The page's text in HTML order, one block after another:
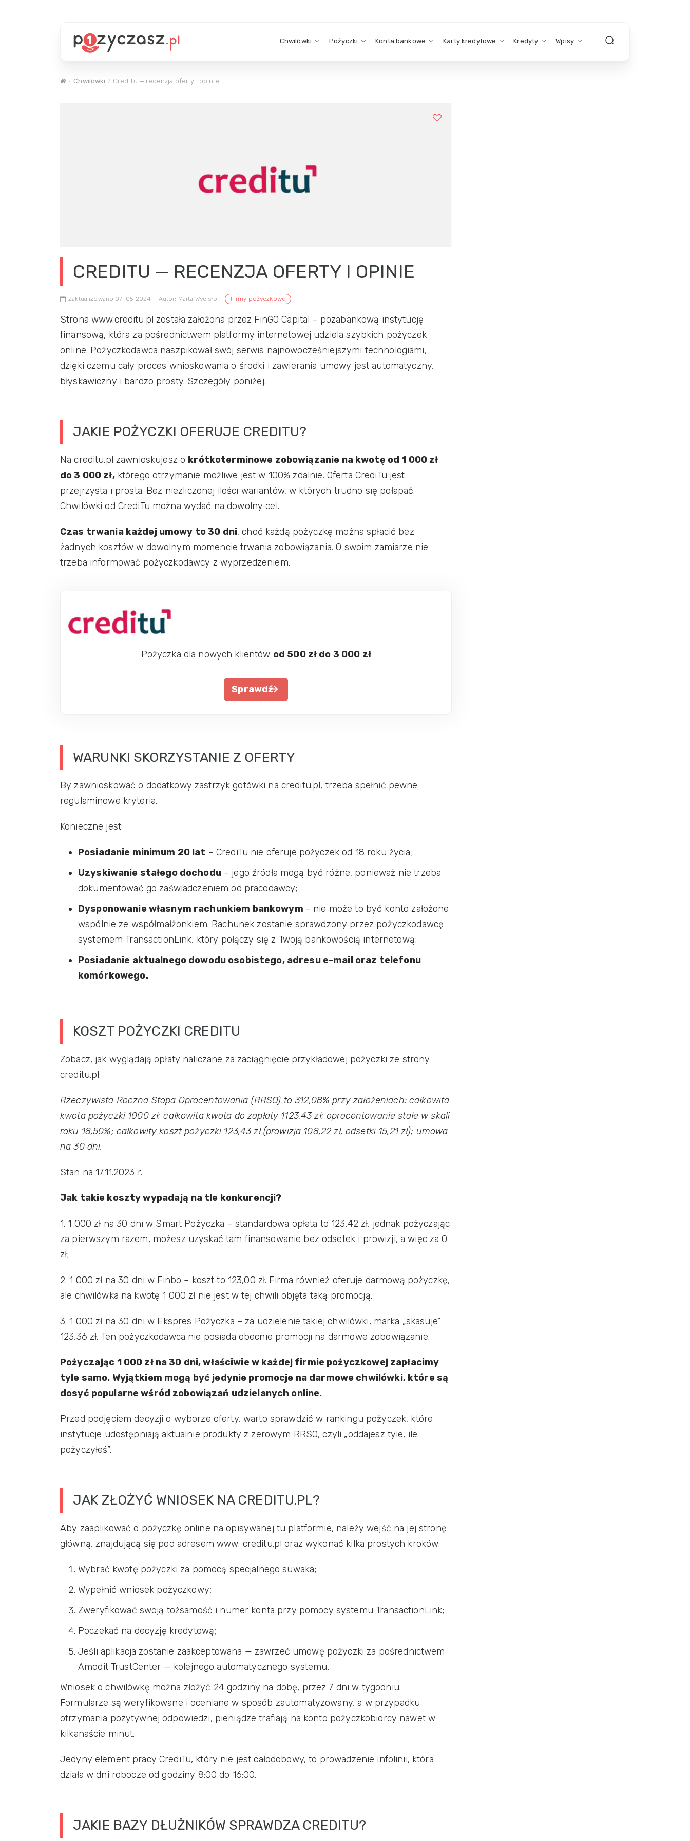
Chwilówki Pożyczki Konta bankowe Karty kredytowe Kredyty Wpisy
Chwilówki CrediTu — recenzja oferty i opinie
CREDITU — RECENZJA OFERTY I OPINIE
Zaktualizowano 07-05-2024 Autor: Marta Wycisło Firmy pożyczkowe
Strona www.creditu.pl została założona przez FinGO Capital – pozabankową instytucję
finansową, która za pośrednictwem platformy internetowej udziela szybkich pożyczek
online. Pożyczkodawca naszpikował swój serwis najnowocześniejszymi technologiami,
dzięki czemu cały proces wnioskowania o środki i zawierania umowy jest automatyczny,
błyskawiczny i bardzo prosty. Szczegóły poniżej.
JAKIE POŻYCZKI OFERUJE CREDITU?
Na creditu.pl zawnioskujesz o krótkoterminowe zobowiązanie na kwotę od 1 000 zł
do 3 000 zł,którego otrzymanie możliwe jest w 100% zdalnie. Oferta CrediTu jest
przejrzysta i prosta. Bez niezliczonej ilości wariantów, w których trudno się połapać.
Chwilówki od CrediTu można wydać na dowolny cel.
Czas trwania każdej umowy to 30 dni, choć każdą pożyczkę można spłacić bez
żadnych kosztów w dowolnym momencie trwania zobowiązania. O swoim zamiarze nie
trzeba informować pożyczkodawcy z wyprzedzeniem.
Pożyczka dla nowych klientów od 500 zł do 3 000 zł
Sprawdź
WARUNKI SKORZYSTANIE Z OFERTY
By zawnioskować o dodatkowy zastrzyk gotówki na creditu.pl, trzeba spełnić pewne
regulaminowe kryteria.
Konieczne jest:
Posiadanie minimum 20 lat – CrediTu nie oferuje pożyczek od 18 roku życia;
Uzyskiwanie stałego dochodu– jego źródła mogą być różne, ponieważ nie trzeba
dokumentować go zaświadczeniem od pracodawcy;
Dysponowanie własnym rachunkiem bankowym – nie może to być konto założone
wspólnie ze współmałżonkiem. Rachunek zostanie sprawdzony przez pożyczkodawcę
systemem TransactionLink, który połączy się z Twoją bankowością internetową;
Posiadanie aktualnego dowodu osobistego, adresu e-mail oraz telefonu
komórkowego.
KOSZT POŻYCZKI CREDITU
Zobacz, jak wyglądają opłaty naliczane za zaciągnięcie przykładowej pożyczki ze strony
creditu.pl:
Rzeczywista Roczna Stopa Oprocentowania (RRSO) to 312,08% przy założeniach: całkowita
kwota pożyczki 1000 zł; całkowita kwota do zapłaty 1123,43 zł; oprocentowanie stałe w skali
roku 18,50%; całkowity koszt pożyczki 123,43 zł (prowizja 108,22 zł, odsetki 15,21 zł); umowa
na 30 dni.
Stan na 17.11.2023 r.
Jak takie koszty wypadają na tle konkurencji?
1. 1 000 zł na 30 dni w Smart Pożyczka – standardowa opłata to 123,42 zł, jednak pożyczając
za pierwszym razem, możesz uzyskać tam finansowanie bez odsetek i prowizji, a więc za 0
zł;
2. 1 000 zł na 30 dni w Finbo – koszt to 123,00 zł. Firma również oferuje darmową pożyczkę,
ale chwilówka na kwotę 1 000 zł nie jest w tej chwili objęta taką promocją.
3. 1 000 zł na 30 dni w Ekspres Pożyczka – za udzielenie takiej chwilówki, marka „skasuje”
123,36 zł. Ten pożyczkodawca nie posiada obecnie promocji na darmowe zobowiązanie.
Pożyczając 1 000 zł na 30 dni, właściwie w każdej firmie pożyczkowej zapłacimy
tyle samo. Wyjątkiem mogą być jedynie promocje na darmowe chwilówki, które są
dosyć popularne wśród zobowiązań udzielanych online.
Przed podjęciem decyzji o wyborze oferty, warto sprawdzić w rankingu pożyczek, które
instytucje udostępniają aktualnie produkty z zerowym RRSO, czyli „oddajesz tyle, ile
pożyczyłeś”.
JAK ZŁOŻYĆ WNIOSEK NA CREDITU.PL?
Aby zaaplikować o pożyczkę online na opisywanej tu platformie, należy wejść na jej stronę
główną, znajdującą się pod adresem www: creditu.pl oraz wykonać kilka prostych kroków:
Wybrać kwotę pożyczki za pomocą specjalnego suwaka;
Wypełnić wniosek pożyczkowy;
Zweryfikować swoją tożsamość i numer konta przy pomocy systemu TransactionLink;
Poczekać na decyzję kredytową;
Jeśli aplikacja zostanie zaakceptowana — zawrzeć umowę pożyczki za pośrednictwem
Amodit TrustCenter — kolejnego automatycznego systemu.
Wniosek o chwilówkę można złożyć 24 godziny na dobę, przez 7 dni w tygodniu.
Formularze są weryfikowane i oceniane w sposób zautomatyzowany, a w przypadku
otrzymania pozytywnej odpowiedzi, pieniądze trafiają na konto pożyczkobiorcy nawet w
kilkanaście minut.
Jedyny element pracy CrediTu, który nie jest całodobowy, to prowadzenie infolinii, która
działa w dni robocze od godziny 8:00 do 16:00.
JAKIE BAZY DŁUŻNIKÓW SPRAWDZA CREDITU?